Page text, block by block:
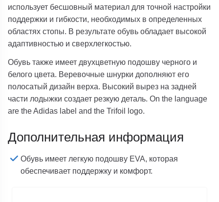
использует бесшовный материал для точной настройки
поддержки и гибкости, необходимых в определенных
областях стопы. В результате обувь обладает высокой
адаптивностью и сверхлегкостью.
Обувь также имеет двухцветную подошву черного и
белого цвета. Веревочные шнурки дополняют его
полосатый дизайн верха. Высокий вырез на задней
части лодыжки создает резкую деталь. On the language
are the Adidas label and the Trifoil logo.
Дополнительная информация
Обувь имеет легкую подошву EVA, которая
обеспечивает поддержку и комфорт.